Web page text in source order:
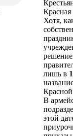
Хотя,
лишь в
В
этой